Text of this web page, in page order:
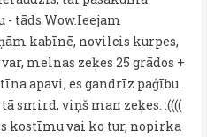
tāds Wow.Ieejam
kabīnē, novilcis kurpes,
melnas zeķes 25 grādos +
apavi, es gandrīz paģību.
smird, viņš man zeķes. :((((
kostīmu vai ko tur, nopirka